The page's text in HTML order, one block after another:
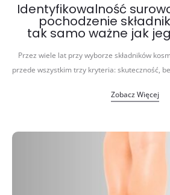
Identyfikowalność
pochodzenie
tak samo ważne jak
Przez wiele lat przy wyborze składników
przede wszystkim trzy kryteria: skuteczność,
Zobacz Więcej